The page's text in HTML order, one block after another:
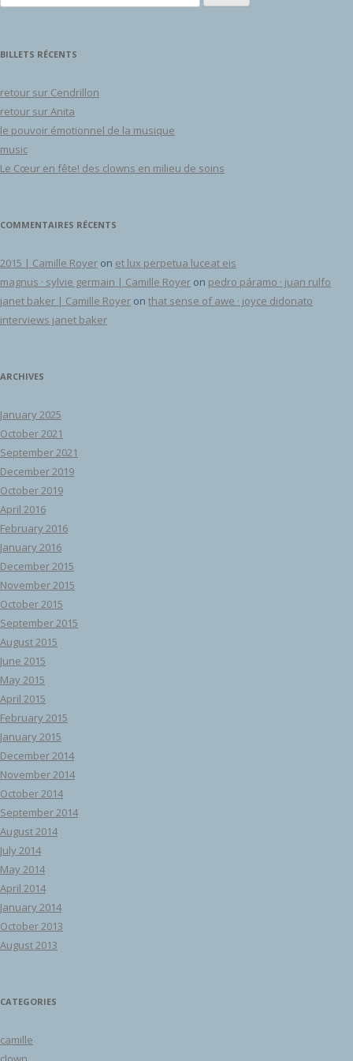
BILLETS RÉCENTS
retour sur Cendrillon
retour sur Anita
le pouvoir émotionnel de la musique
music
Le Cœur en fête! des clowns en milieu de soins
COMMENTAIRES RÉCENTS
2015 | Camille Royer on et lux perpetua luceat eis
magnus · sylvie germain | Camille Royer on pedro páramo · juan rulfo
janet baker | Camille Royer on that sense of awe · joyce didonato
interviews janet baker
ARCHIVES
January 2025
October 2021
September 2021
December 2019
October 2019
April 2016
February 2016
January 2016
December 2015
November 2015
October 2015
September 2015
August 2015
June 2015
May 2015
April 2015
February 2015
January 2015
December 2014
November 2014
October 2014
September 2014
August 2014
July 2014
May 2014
April 2014
January 2014
October 2013
August 2013
CATEGORIES
camille